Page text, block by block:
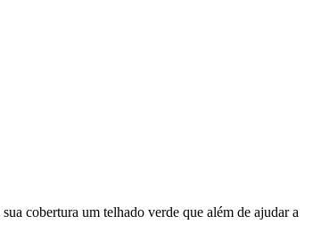
cobertura um telhado verde que além de ajudar a